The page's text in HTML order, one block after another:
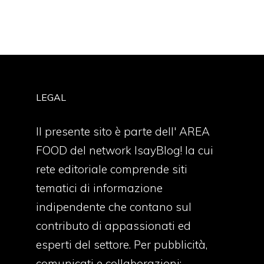
LEGAL
Il presente sito è parte dell' AREA
FOOD del network IsayBlog! la cui
rete editoriale comprende siti
tematici di informazione
indipendente che contano sul
contributo di appassionati ed
esperti del settore. Per pubblicità,